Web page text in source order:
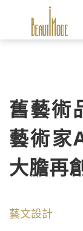
舊藝術
藝術家
大膽再
藝文設計